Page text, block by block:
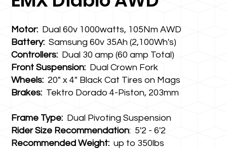
Motor: Dual 60v 1000watts, 105Nm AWD
Battery: Samsung 60v 35Ah (2,100Wh's)
Controllers: Dual 30 amp (60 amp Total)
Front Suspension: Dual Crown Fork
Wheels: 20" x 4" Black Cat Tires on Mags
Brakes: Tektro Dorado 4-Piston, 203mm
Frame Type: Dual Pivoting Suspension
Rider Size Recommendation: 5'2 - 6'2
Recommended Weight: up to 350lbs